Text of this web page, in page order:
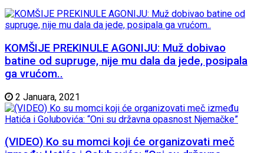
KOMŠIJE PREKINULE AGONIJU: Muž dobivao
batine od supruge, nije mu dala da jede, posipala
ga vrućom..
2 Januara, 2021
(VIDEO) Ko su momci koji će organizovati meč